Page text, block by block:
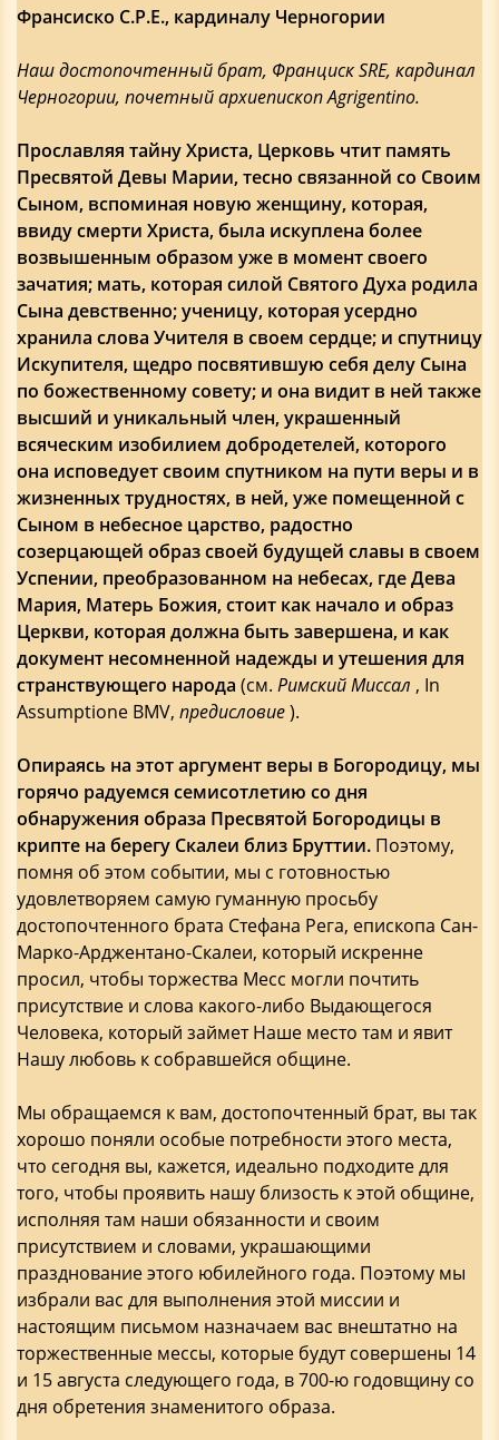
Франсиско С.Р.Е., кардиналу Черногории
Наш достопочтенный брат, Франциск SRE, кардинал
Черногории, почетный архиепископ Agrigentino.
Прославляя тайну Христа, Церковь чтит память
Пресвятой Девы Марии, тесно связанной со Своим
Сыном, вспоминая новую женщину, которая,
ввиду смерти Христа, была искуплена более
возвышенным образом уже в момент своего
зачатия; мать, которая силой Святого Духа родила
Сына девственно; ученицу, которая усердно
хранила слова Учителя в своем сердце; и спутницу
Искупителя, щедро посвятившую себя делу Сына
по божественному совету; и она видит в ней также
высший и уникальный член, украшенный
всяческим изобилием добродетелей, которого
она исповедует своим спутником на пути веры и в
жизненных трудностях, в ней, уже помещенной с
Сыном в небесное царство, радостно
созерцающей образ своей будущей славы в своем
Успении, преобразованном на небесах, где Дева
Мария, Матерь Божия, стоит как начало и образ
Церкви, которая должна быть завершена, и как
документ несомненной надежды и утешения для
странствующего народа (см. Римский Миссал , In
Assumptione BMV, предисловие).
Опираясь на этот аргумент веры в Богородицу, мы
горячо радуемся семисотлетию со дня
обнаружения образа Пресвятой Богородицы в
крипте на берегу Скалеи близ Бруттии. Поэтому,
помня об этом событии, мы с готовностью
удовлетворяем самую гуманную просьбу
достопочтенного брата Стефана Рега, епископа Сан-
Марко-Арджентано-Скалеи, который искренне
просил, чтобы торжества Месс могли почтить
присутствие и слова какого-либо Выдающегося
Человека, который займет Наше место там и явит
Нашу любовь к собравшейся общине.
Мы обращаемся к вам, достопочтенный брат, вы так
хорошо поняли особые потребности этого места,
что сегодня вы, кажется, идеально подходите для
того, чтобы проявить нашу близость к этой общине,
исполняя там наши обязанности и своим
присутствием и словами, украшающими
празднование этого юбилейного года. Поэтому мы
избрали вас для выполнения этой миссии и
настоящим письмом назначаем вас внештатно на
торжественные мессы, которые будут совершены 14
и 15 августа следующего года, в 700-ю годовщину со
дня обретения знаменитого образа.